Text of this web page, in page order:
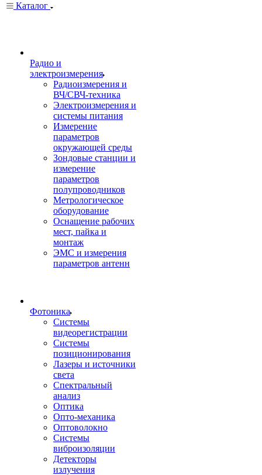
Каталог
Радио и
электроизмерения
Радиоизмерения и
ВЧ/СВЧ-техника
Электроизмерения и
системы питания
Измерение
параметров
окружающей среды
Зондовые станции и
измерение
параметров
полупроводников
Метрологическое
оборудование
Оснащение рабочих
мест, пайка и
монтаж
ЭМС и измерения
параметров антенн
Фотоника
Cистемы
видеорегистрации
Системы
позиционирования
Лазеры и источники
света
Спектральный
анализ
Оптика
Опто-механика
Оптоволокно
Системы
виброизоляции
Детекторы
излучения